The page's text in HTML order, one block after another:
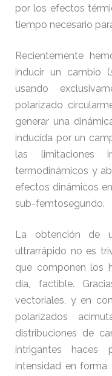
por los efectos
tiempo necesario
Recientemente
inducir un cambio (
usando
polarizado
generar una
inducida por un
las limitaciones
termodinámicos y
efectos dinámicos
sub-femtosegundo.
La obtención de
ultrarrápido no es
que componen los
día, factible.
vectoriales, y en
polarizados
distribuciones de
intrigantes haces
intensidad en forma